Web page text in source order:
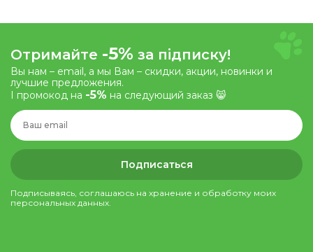
Отримайте -5% за підписку!
Вы нам – email, а мы Вам – скидки, акции, новинки и
лучшие предложения.
І промокод на -5% на следующий заказ 😸
Подписаться
Подписываясь, соглашаюсь на хранение и обработку моих
персональных данных.